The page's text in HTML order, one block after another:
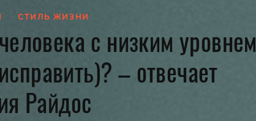
носить
Волосы
Маникюр
Спорт
Диеты
Еда и рестораны
Путешествия
Психология
СТИЛЬ ЖИЗНИ
с низким уровнем
– отвечает
Райдос